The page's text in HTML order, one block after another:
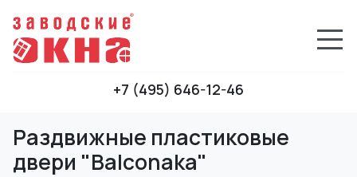
+7 (495) 646-12-46
Раздвижные пластиковые
двери "Balconaka"